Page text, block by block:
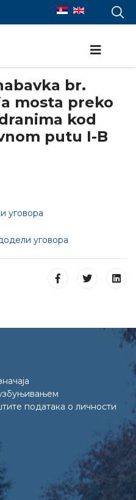
br.
mosta preko
kod
putu I-B
уговора
уговора
података о личности